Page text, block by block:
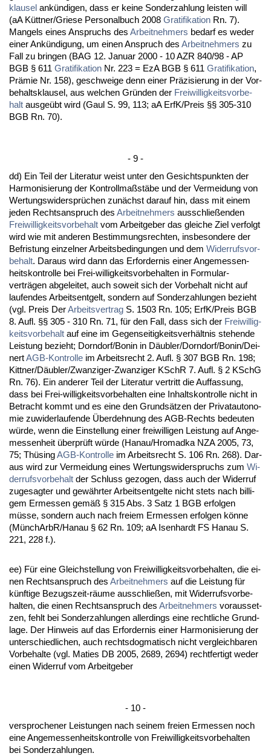
klau­sel ankündi­gen, dass er kei­ne Son­der­zah­lung leis­ten will
(aA Kütt­ner/Grie­se Per­so­nal­buch 2008 Gra­ti­fi­ka­ti­on Rn. 7).
Man­gels ei­nes An­spruchs des Ar­beit­neh­mers be­darf es we­der
ei­ner Ankündi­gung, um ei­nen An­spruch des Ar­beit­neh­mers zu
Fall zu brin­gen (BAG 12. Ja­nu­ar 2000 - 10 AZR 840/98 - AP
BGB § 611 Gra­ti­fi­ka­ti­on Nr. 223 = EzA BGB § 611 Gra­ti­fi­ka­ti­on,
Prämie Nr. 158), ge­schwei­ge denn ei­ner Präzi­sie­rung in der Vor­
be­halts­klau­sel, aus wel­chen Gründen der Frei­wil­lig­keits­vor­be­
halt aus­geübt wird (Gaul S. 99, 113; aA ErfK/Preis §§ 305-310
BGB Rn. 70).
- 9 -
dd) Ein Teil der Li­te­ra­tur weist un­ter den Ge­sichts­punk­ten der
Har­mo­ni­sie­rung der Kon­troll­maßstäbe und der Ver­mei­dung von
Wer­tungs­wi­dersprüchen zunächst dar­auf hin, dass mit ei­nem
je­den Rechts­an­spruch des Ar­beit­neh­mers aus­sch­ließen­den
Frei­wil­lig­keits­vor­be­halt vom Ar­beit­ge­ber das glei­che Ziel ver­folgt
wird wie mit an­de­ren Be­stim­mungs­rech­ten, ins­be­son­de­re der
Be­fris­tung ein­zel­ner Ar­beits­be­din­gun­gen und dem Wi­der­rufs­vor­
be­halt. Dar­aus wird dann das Er­for­der­nis ei­ner An­ge­mes­sen­
heits­kon­trol­le bei Frei-wil­lig­keits­vor­be­hal­ten in For­mu­lar­
verträgen ab­ge­lei­tet, auch so­weit sich der Vor­be­halt nicht auf
lau­fen­des Ar­beits­ent­gelt, son­dern auf Son­der­zah­lun­gen be­zieht
(vgl. Preis DerAr­beits­ver­trag S. 1503 Rn. 105; ErfK/Preis BGB
8. Aufl. §§ 305 - 310 Rn. 71, für den Fall, dass sich der Frei­wil­lig­
keits­vor­be­halt auf ei­ne im Ge­gen­sei­tig­keits­verhält­nis ste­hen­de
Leis­tung be­zieht; Dorn­dorf/Bo­nin in Däubler/Dorn­dorf/Bo­nin/Dei­
nertAGB-Kon­trol­le im Ar­beits­recht 2. Aufl. § 307 BGB Rn. 198;
Kitt­ner/Däubler/Zwan­zi­ger-Zwan­zi­ger KSchR 7. Aufl. § 2 KSchG
Rn. 76). Ein an­de­rer Teil der Li­te­ra­tur ver­tritt die Auf­fas­sung,
dass bei Frei-wil­lig­keits­vor­be­hal­ten ei­ne In­halts­kon­trol­le nicht in
Be­tracht kommt und es ei­ne den Grundsätzen der Pri­vat­au­to­no­
mie zu­wi­der­lau­fen­de Über­deh­nung des AGB-Rechts be­deu­ten
würde, wenn die Ein­stel­lung ei­ner frei­wil­li­gen Leis­tung auf An­ge­
mes­sen­heit über­prüft würde (Ha­nau/Hromad­ka NZA 2005, 73,
75; ThüsingAGB-Kon­trol­le im Ar­beits­recht S. 106 Rn. 268). Dar­
aus wird zur Ver­mei­dung ei­nes Wer­tungs­wi­der­spruchs zum Wi­
der­rufs­vor­be­halt der Schluss ge­zo­gen, dass auch der Wi­der­ruf
zu­ge­sag­ter und gewähr­ter Ar­beits­ent­gel­te nicht stets nach bil­li­
gem Er­mes­sen gemäß § 315 Abs. 3 Satz 1 BGB er­fol­gen
müsse, son­dern auch nach frei­em Er­mes­sen er­fol­gen könne
(MünchArbR/Ha­nau § 62 Rn. 109; aA Isen­hardt FS Ha­nau S.
221, 228 f.).
ee) Für ei­ne Gleich­stel­lung von Frei­wil­lig­keits­vor­be­hal­ten, die ei­
nen Rechts­an­spruch des Ar­beit­neh­mers auf die Leis­tung für
künf­ti­ge Be­zugs­zeit-räume aus­sch­ließen, mit Wi­der­rufs­vor­be­
hal­ten, die ei­nen Rechts­an­spruch des Ar­beit­neh­mers vor­aus­set­
zen, fehlt bei Son­der­zah­lun­gen al­ler­dings ei­ne recht­li­che Grund­
la­ge. Der Hin­weis auf das Er­for­der­nis ei­ner Har­mo­ni­sie­rung der
un­ter­schied­li­chen, auch rechts­dog­ma­tisch nicht ver­gleich­ba­ren
Vor­be­hal­te (vgl. Ma­ties DB 2005, 2689, 2694) recht­fer­tigt we­der
ei­nen Wi­der­ruf vom Ar­beit­ge­ber
- 10 -
ver­spro­che­ner Leis­tun­gen nach sei­nem frei­en Er­mes­sen noch
ei­ne An­ge­mes­sen­heits­kon­trol­le von Frei­wil­lig­keits­vor­be­hal­ten
bei Son­der­zah­lun­gen.